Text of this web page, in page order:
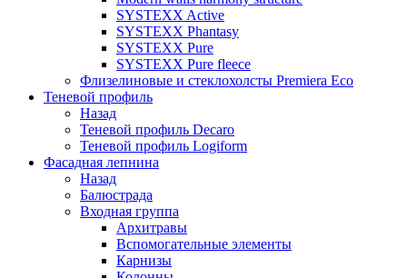
SYSTEXX Active
SYSTEXX Phantasy
SYSTEXX Pure
SYSTEXX Pure fleece
Флизелиновые и стеклохолсты Premiera Eco
Теневой профиль
Назад
Теневой профиль Decaro
Теневой профиль Logiform
Фасадная лепнина
Назад
Балюстрада
Входная группа
Архитравы
Вспомогательные элементы
Карнизы